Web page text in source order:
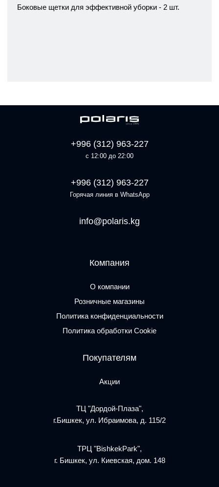
Боковые щетки для эффективной уборки - 2 шт.
+996 (312) 963-227
с 12:00 до 22:00
+996 (312) 963-227
Горячая линия в WhatsApp
info@polaris.kg
Компания
О компании
Розничные магазины
Политика конфиденциальности
Политика обработки Cookie
Покупателям
Акции
ТЦ "Дордой-Плаза",
г.Бишкек, ул. Ибраимова, д. 115/2
ТРЦ "BishkekPark",
г. Бишкек, ул. Киевская, дом. 148